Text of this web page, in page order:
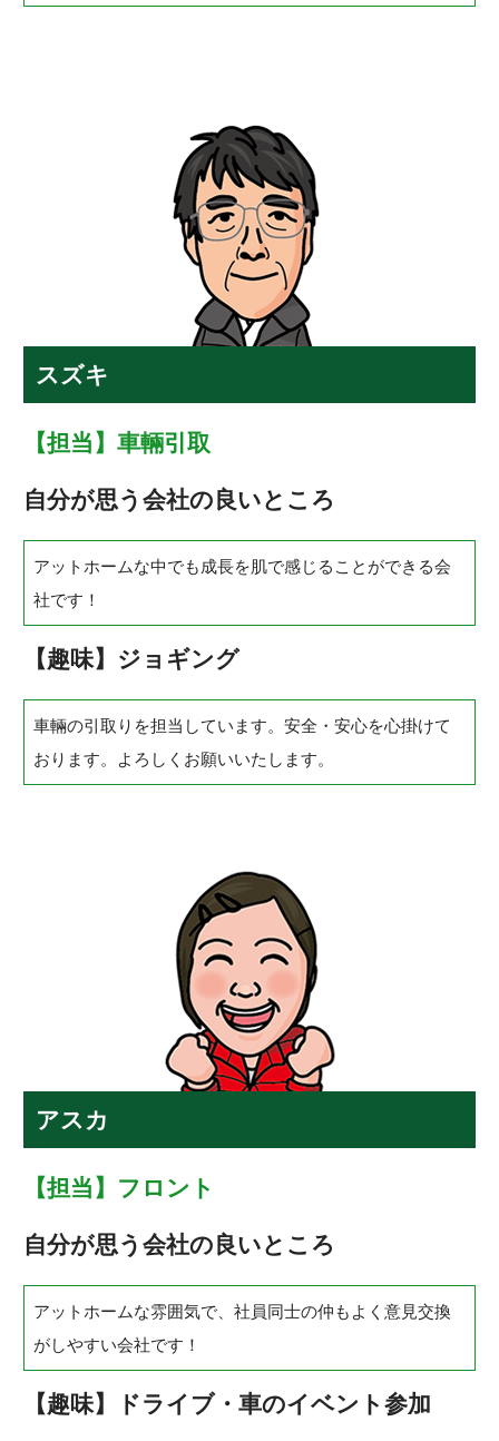
スズキ
【担当】車輛引取
自分が思う会社の良いところ
アットホームな中でも成長を肌で感じることができる会
社です！
【趣味】ジョギング
車輛の引取りを担当しています。安全・安心を心掛けて
おります。よろしくお願いいたします。
アスカ
【担当】フロント
自分が思う会社の良いところ
アットホームな雰囲気で、社員同士の仲もよく意見交換
がしやすい会社です！
【趣味】ドライブ・車のイベント参加